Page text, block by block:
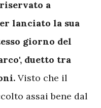
a
lanciato la sua
giorno del
duetto tra
Visto che il
assai bene dal